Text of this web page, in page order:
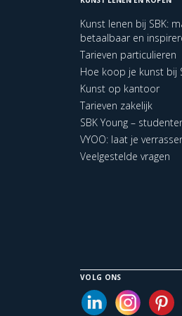
Kunst lenen bij SBK:
betaalbaar en
Tarieven particulieren
Hoe koop je kunst bij
Kunst op kantoor
Tarieven zakelijk
SBK Young –
VYOO: laat je
Veelgestelde vragen
VOLG ONS